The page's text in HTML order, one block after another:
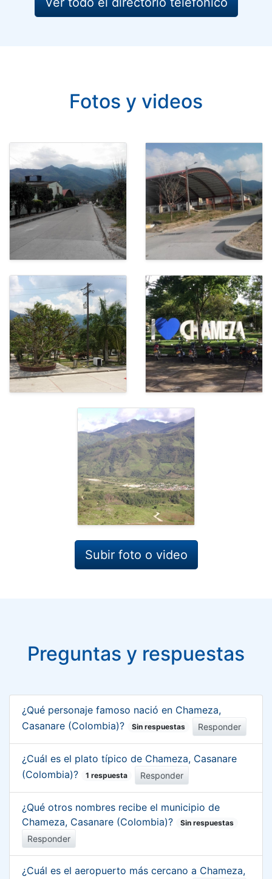
Fotos y videos
Subir foto o video
Preguntas y respuestas
¿Qué personaje famoso nació en Chameza,
Casanare (Colombia)?
Sin respuestas Responder
¿Cuál es el plato típico de Chameza, Casanare
(Colombia)?
1 respuesta Responder
¿Qué otros nombres recibe el municipio de
Chameza, Casanare (Colombia)?
Sin respuestas
Responder
¿Cuál es el aeropuerto más cercano a Chameza,